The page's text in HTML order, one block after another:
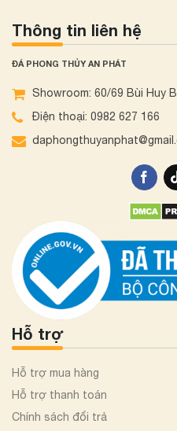
Thông tin liên hệ
ĐÁ PHONG THỦY AN PHÁT
Showroom: 60/69 Bùi Huy
Điện thoại: 0982 627 166
Hỗ trợ
Hỗ trợ mua hàng
Hỗ trợ thanh toán
Chính sách đổi trả